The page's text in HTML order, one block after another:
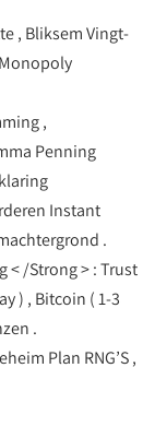
, Bliksem Vingt-
,
Penning
Instant
.
< /Strong > : Trust
) , Bitcoin ( 1-3
.
Plan RNG’S ,